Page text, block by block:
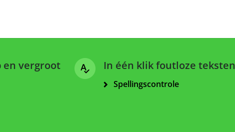
en vergroot
In één klik foutloze teksten
Spellingscontrole